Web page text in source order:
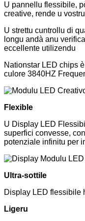
U pannellu flessibile,
creative, rende u
U strettu cuntrollu di
longu andà anu
eccellente utilizendu
Nationstar LED chips
culore 3840HZ
Flexible
U Display LED
superfici convesse,
potenziale infinitu per
Ultra-sottile
Display LED flessibile
Ligeru